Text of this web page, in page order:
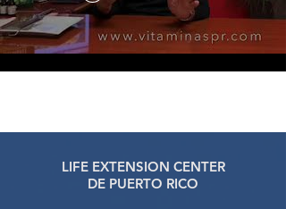
LIFE EXTENSION CENTER
DE PUERTO RICO